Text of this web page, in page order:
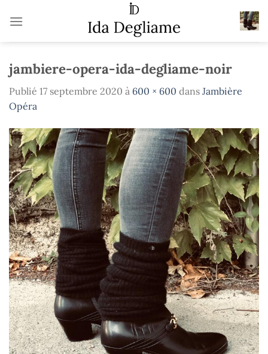
jambiere-opera-ida-degliame-noir
Publié 17 septembre 2020 à 600 × 600 dans Jambière
Opéra